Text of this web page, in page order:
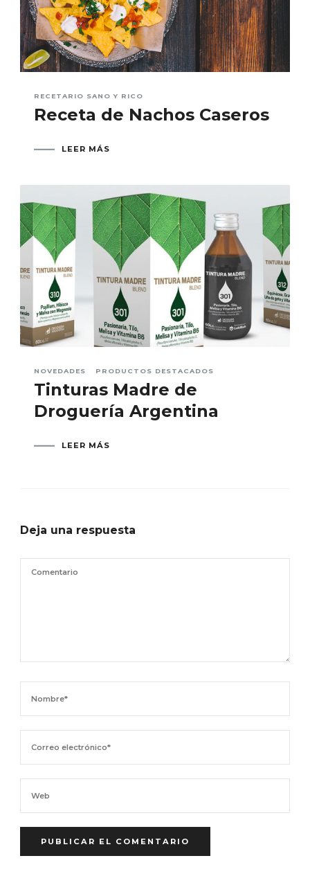
RECETARIO SANO Y RICO
Receta de Nachos Caseros
LEER MÁS
NOVEDADES PRODUCTOS DESTACADOS
Tinturas Madre de
Droguería Argentina
LEER MÁS
Deja una respuesta